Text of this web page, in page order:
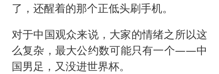
了，还醒着的那个正低头刷手机。
对于中国观众来说，大家的情绪之所以这
么复杂，最大公约数可能只有一个——中
国男足，又没进世界杯。